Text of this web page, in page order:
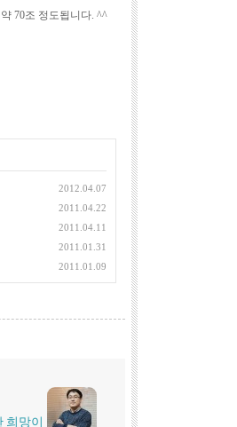
70조 정도됩니다. ^^
2012.04.07
2011.04.22
2011.04.11
2011.01.31
2011.01.09
희망이